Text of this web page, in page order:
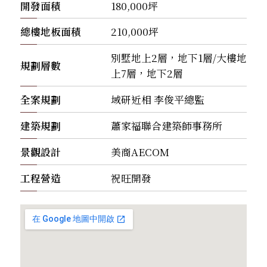
開發面積
180,000坪
總樓地板面積
210,000坪
規劃層數
別墅地上2層，地下1層/大樓地
上7層，地下2層
全案規劃
域研近相 李俊平總監
建築規劃
蕭家福聯合建築師事務所
景觀設計
美商AECOM
工程營造
祝旺開發